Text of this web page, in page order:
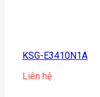
KSG-E3410N1A
Liên hệ